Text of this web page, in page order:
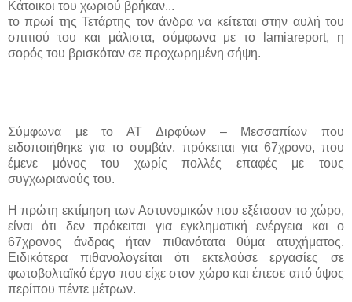
Κάτοικοι του χωριού βρήκαν...
το πρωί της Τετάρτης τον άνδρα να κείτεται στην αυλή του
σπιτιού του και μάλιστα, σύμφωνα με το lamiareport, η
σορός του βρισκόταν σε προχωρημένη σήψη.
Σύμφωνα με το ΑΤ Διρφύων – Μεσσαπίων που
ειδοποιήθηκε για το συμβάν, πρόκειται για 67χρονο, που
έμενε μόνος του χωρίς πολλές επαφές με τους
συγχωριανούς του.
Η πρώτη εκτίμηση των Αστυνομικών που εξέτασαν το χώρο,
είναι ότι δεν πρόκειται για εγκληματική ενέργεια και ο
67χρονος άνδρας ήταν πιθανότατα θύμα ατυχήματος.
Ειδικότερα πιθανολογείται ότι εκτελούσε εργασίες σε
φωτοβολταϊκό έργο που είχε στον χώρο και έπεσε από ύψος
περίπου πέντε μέτρων.